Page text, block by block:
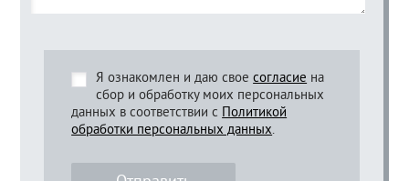
Я ознакомлен и даю своесогласие на
сбор и обработку моих персональных
данных в соответствии с Политикой
обработки персональных данных.